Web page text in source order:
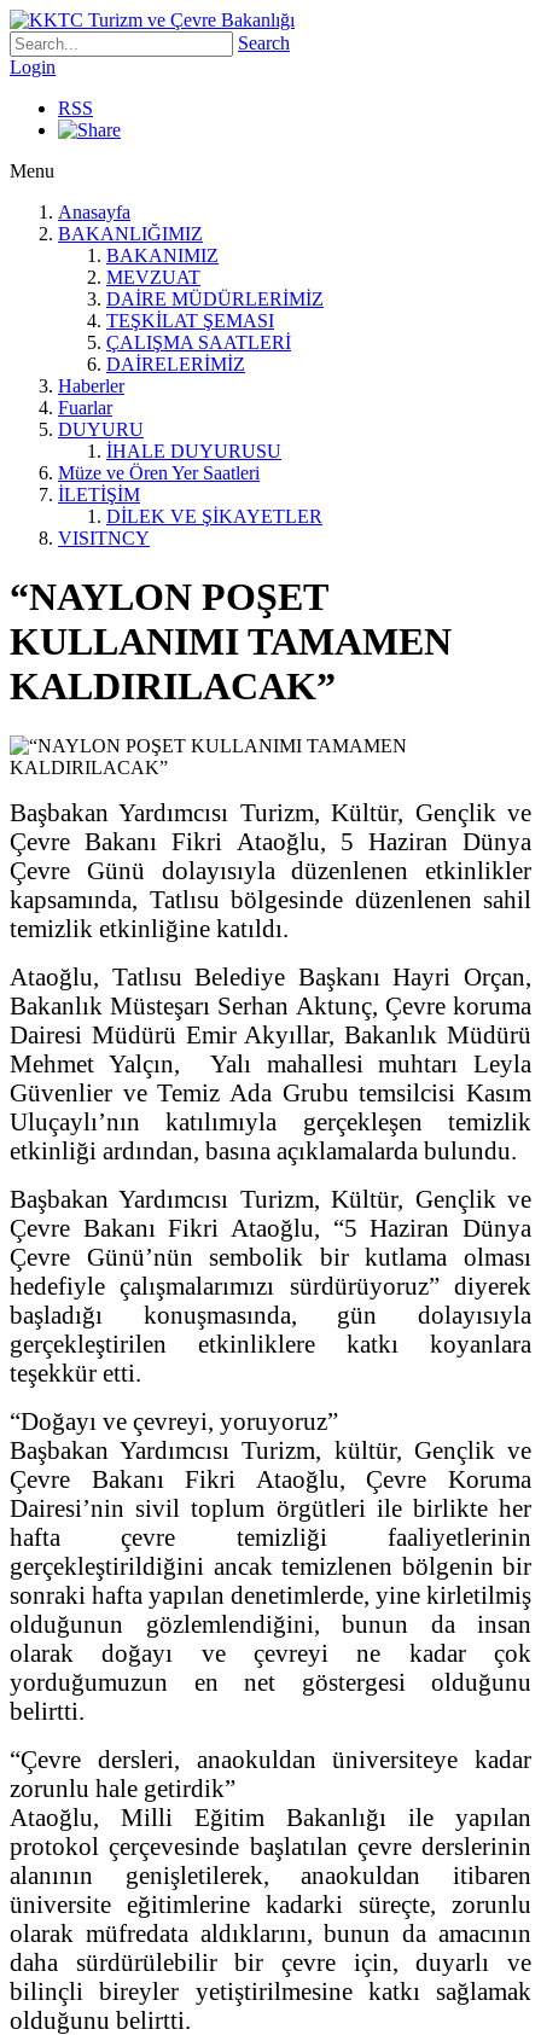
Search
Login
RSS
Menu
Anasayfa
BAKANLIĞIMIZ
BAKANIMIZ
MEVZUAT
DAİRE MÜDÜRLERİMİZ
TEŞKİLAT ŞEMASI
ÇALIŞMA SAATLERİ
DAİRELERİMİZ
Haberler
Fuarlar
DUYURU
İHALE DUYURUSU
Müze ve Ören Yer Saatleri
İLETİŞİM
DİLEK VE ŞİKAYETLER
VISITNCY
“NAYLON POŞET
KULLANIMI TAMAMEN
KALDIRILACAK”
Başbakan Yardımcısı Turizm, Kültür, Gençlik ve
Çevre Bakanı Fikri Ataoğlu, 5 Haziran Dünya
Çevre Günü dolayısıyla düzenlenen etkinlikler
kapsamında, Tatlısu bölgesinde düzenlenen sahil
temizlik etkinliğine katıldı.
Ataoğlu, Tatlısu Belediye Başkanı Hayri Orçan,
Bakanlık Müsteşarı Serhan Aktunç, Çevre koruma
Dairesi Müdürü Emir Akyıllar, Bakanlık Müdürü
Mehmet Yalçın, Yalı mahallesi muhtarı Leyla
Güvenlier ve Temiz Ada Grubu temsilcisi Kasım
Uluçaylı’nın katılımıyla gerçekleşen temizlik
etkinliği ardından, basına açıklamalarda bulundu.
Başbakan Yardımcısı Turizm, Kültür, Gençlik ve
Çevre Bakanı Fikri Ataoğlu, “5 Haziran Dünya
Çevre Günü’nün sembolik bir kutlama olması
hedefiyle çalışmalarımızı sürdürüyoruz” diyerek
başladığı konuşmasında, gün dolayısıyla
gerçekleştirilen etkinliklere katkı koyanlara
teşekkür etti.
“Doğayı ve çevreyi, yoruyoruz”
Başbakan Yardımcısı Turizm, kültür, Gençlik ve
Çevre Bakanı Fikri Ataoğlu, Çevre Koruma
Dairesi’nin sivil toplum örgütleri ile birlikte her
hafta çevre temizliği faaliyetlerinin
gerçekleştirildiğini ancak temizlenen bölgenin bir
sonraki hafta yapılan denetimlerde, yine kirletilmiş
olduğunun gözlemlendiğini, bunun da insan
olarak doğayı ve çevreyi ne kadar çok
yorduğumuzun en net göstergesi olduğunu
belirtti.
“Çevre dersleri, anaokuldan üniversiteye kadar
zorunlu hale getirdik”
Ataoğlu, Milli Eğitim Bakanlığı ile yapılan
protokol çerçevesinde başlatılan çevre derslerinin
alanının genişletilerek, anaokuldan itibaren
üniversite eğitimlerine kadarki süreçte, zorunlu
olarak müfredata aldıklarını, bunun da amacının
daha sürdürülebilir bir çevre için, duyarlı ve
bilinçli bireyler yetiştirilmesine katkı sağlamak
olduğunu belirtti.